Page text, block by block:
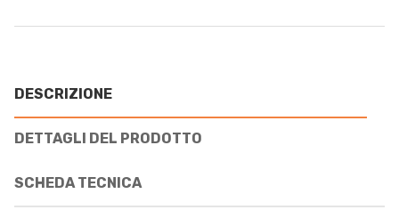
DESCRIZIONE
DETTAGLI DEL PRODOTTO
SCHEDA TECNICA